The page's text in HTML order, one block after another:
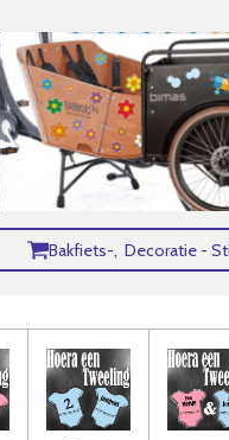
Bakfiets-, Decoratie -